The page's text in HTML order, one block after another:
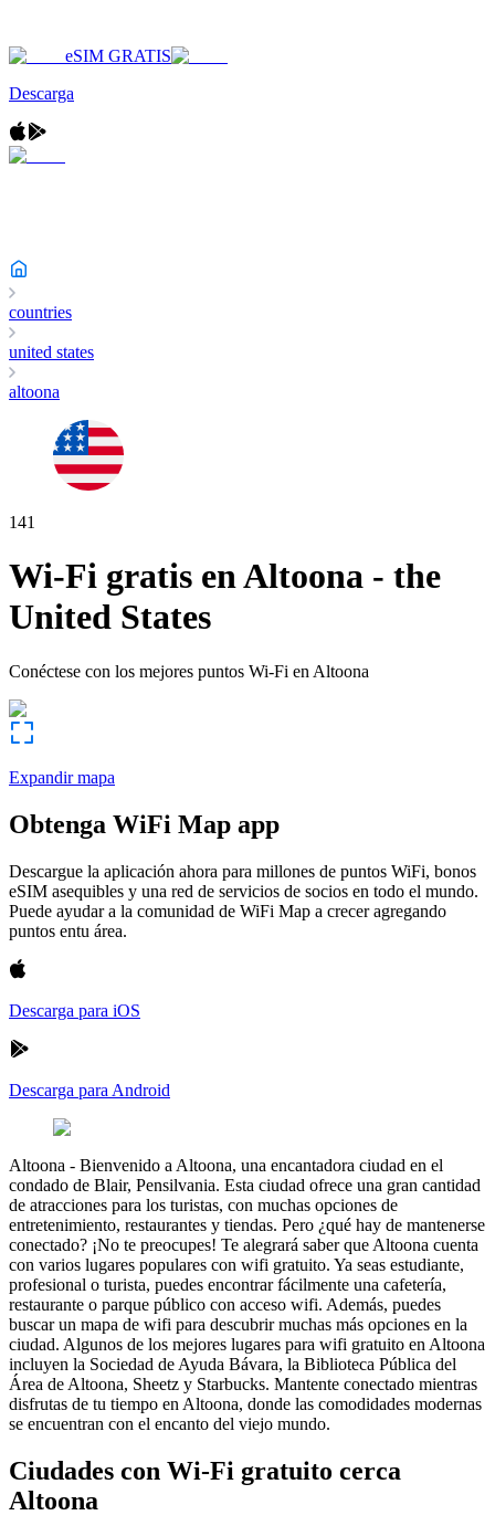
eSIM GRATIS
Descarga
countries
united states
altoona
141
Wi-Fi gratis enAltoona - the
United States
Conéctese con los mejores puntos Wi-Fi en Altoona
Expandir mapa
Obtenga WiFi Map app
Descargue la aplicación ahora para millones de puntos WiFi, bonos
eSIM asequibles y una red de servicios de socios en todo el mundo.
Puede ayudar a la comunidad de WiFi Map a crecer agregando
puntos entu área.
Descarga para iOS
Descarga para Android
Altoona - Bienvenido a Altoona, una encantadora ciudad en el
condado de Blair, Pensilvania. Esta ciudad ofrece una gran cantidad
de atracciones para los turistas, con muchas opciones de
entretenimiento, restaurantes y tiendas. Pero ¿qué hay de mantenerse
conectado? ¡No te preocupes! Te alegrará saber que Altoona cuenta
con varios lugares populares con wifi gratuito. Ya seas estudiante,
profesional o turista, puedes encontrar fácilmente una cafetería,
restaurante o parque público con acceso wifi. Además, puedes
buscar un mapa de wifi para descubrir muchas más opciones en la
ciudad. Algunos de los mejores lugares para wifi gratuito en Altoona
incluyen la Sociedad de Ayuda Bávara, la Biblioteca Pública del
Área de Altoona, Sheetz y Starbucks. Mantente conectado mientras
disfrutas de tu tiempo en Altoona, donde las comodidades modernas
se encuentran con el encanto del viejo mundo.
Ciudades con Wi-Fi gratuito cerca
Altoona